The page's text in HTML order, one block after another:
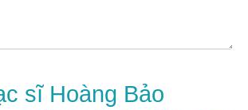
sĩ Hoàng Bảo